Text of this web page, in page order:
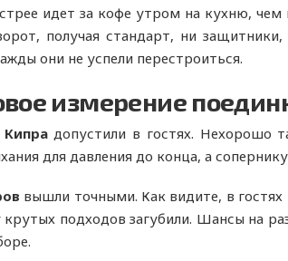
идет за кофе утром на кухню, чем
получая стандарт, ни
они не успели перестроиться.
измерение
допустили в гостях. Нехорошо
для давления до конца, а
вышли точными. Как видите, в гостях
крутых подходов загубили. Шансы на